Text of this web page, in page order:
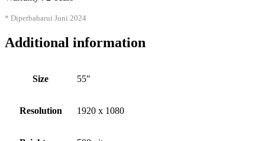
* Diperbaharui Juni 2024
Additional information
Size 55"
Resolution 1920 x 1080